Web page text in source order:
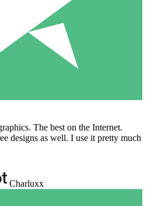
The best on the Internet.
designs as well. I use it pretty much
Charluxx